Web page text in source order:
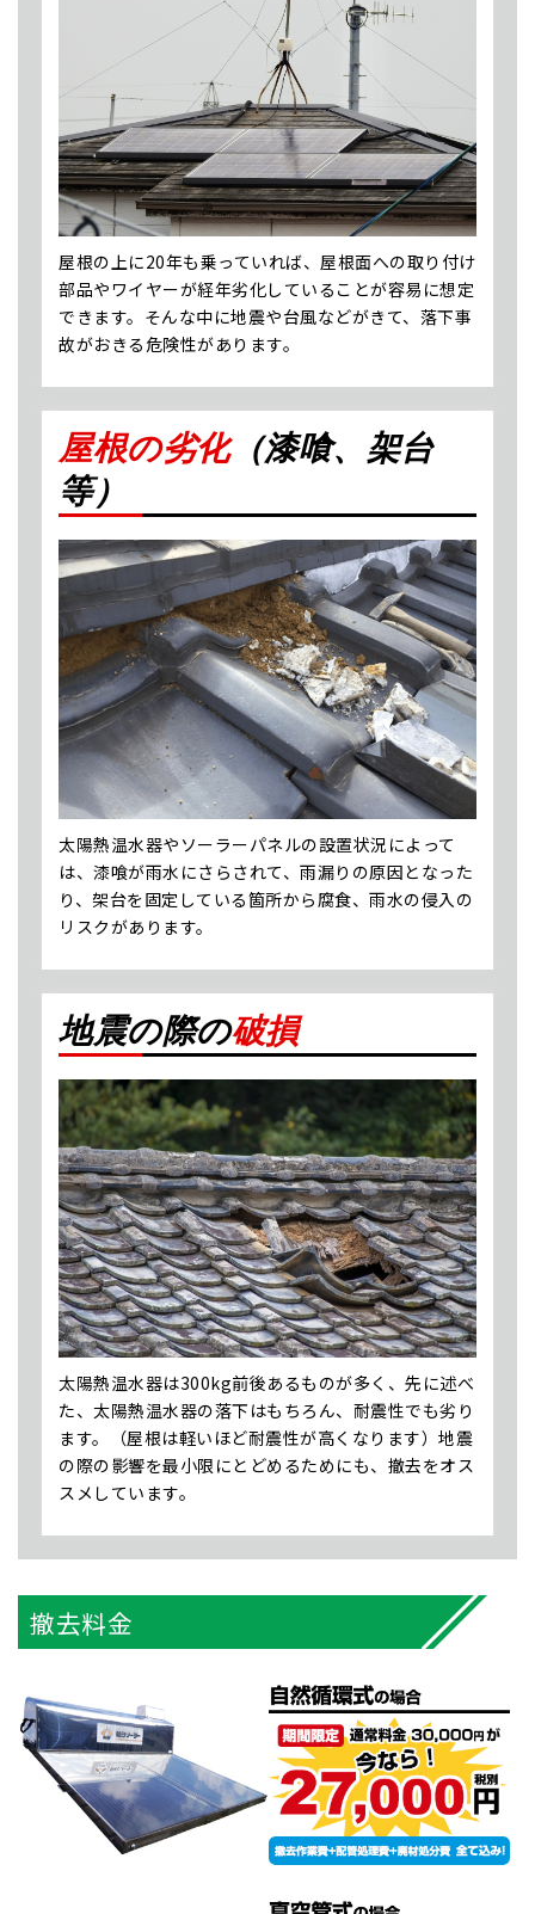
屋根の上に20年も乗っていれば、屋根⾯への取り付け
部品やワイヤーが経年劣化していることが容易に想定
できます。そんな中に地震や台風などがきて、落下事
故がおきる危険性があります。
屋根の劣化（漆喰、架台
等）
太陽熱温水器やソーラーパネルの設置状況によって
は、漆喰が雨水にさらされて、雨漏りの原因となった
り、架台を固定している箇所から腐⾷、雨水の侵⼊の
リスクがあります。
地震の際の破損
太陽熱温水器は300kg前後あるものが多く、先に述べ
た、太陽熱温水器の落下はもちろん、耐震性でも劣り
ます。（屋根は軽いほど耐震性が⾼くなります）地震
の際の影響を最小限にとどめるためにも、撤去をオス
スメしています。
撤去料金